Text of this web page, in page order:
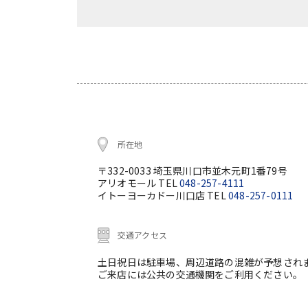
所在地
〒332-0033 埼玉県川口市並木元町1番79号
アリオモール TEL048-257-4111
イトーヨーカドー川口店 TEL048-257-0111
交通アクセス
土日祝日は駐車場、周辺道路の混雑が予想され
ご来店には公共の交通機関をご利用ください。